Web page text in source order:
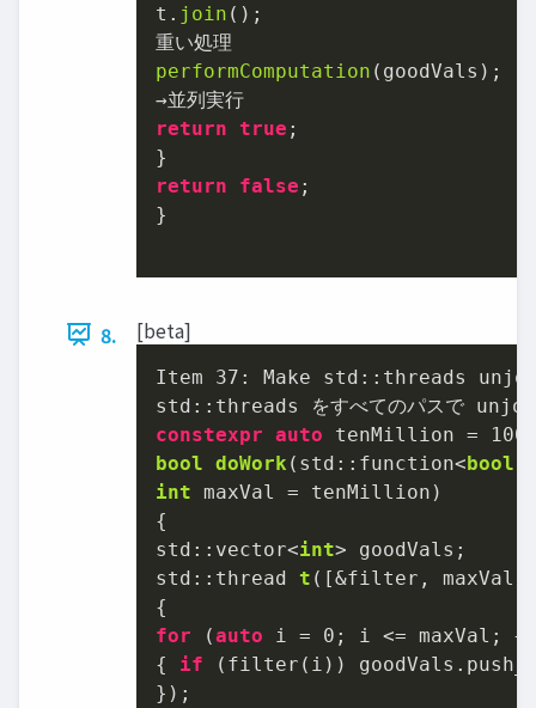
t. join ();
performComputation (goodVals);
return true ;
return
false ;
}
8. [beta]
Item 37 : Make std::threads
constexpr auto tenMillion =
bool doWork (std::function<bool
int maxVal = tenMillion)
{
std::vector<int
std::thread t ([&filter, maxVal,
for (auto i = 0 ; i <= maxVal;
{ if (filter(i))
})